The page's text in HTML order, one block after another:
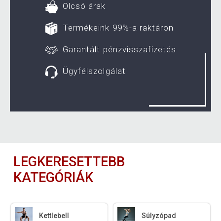
Olcsó árak
Termékeink 99%-a raktáron
Garantált pénzvisszafizetés
Ügyfélszolgálat
LEGKERESETTEBB
KATEGÓRIÁK
Kettlebell Súlyzópad